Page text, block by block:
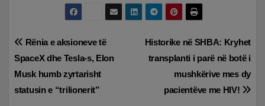
Lëvizje
te
postimet
Historike në SHBA: Kryhet
transplanti i parë në botë i
mushkërive mes dy
pacientëve me HIV!
Rënia e aksioneve të
SpaceX dhe Tesla-s, Elon
Musk humb zyrtarisht
statusin e “trilionerit”